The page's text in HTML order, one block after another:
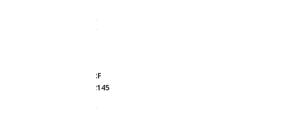
BEIERSDORF
282145